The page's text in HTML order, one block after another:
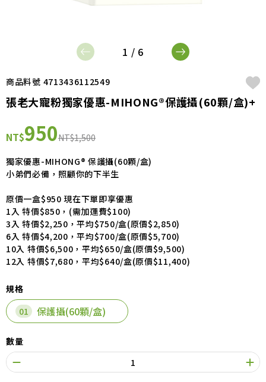
1 / 6
商品料號 4713436112549
張老大寵粉獨家優惠-MIHONG®保護攝(60顆/盒)+
NT$950NT$1,500
獨家優惠-MIHONG® 保護攝(60顆/盒)
小弟們必備，照顧你的下半生
原價一盒$950 現在下單即享優惠
1入 特價$850，(需加運費$100)
3入 特價$2,250，平均$750/盒(原價$2,850)
6入 特價$4,200，平均$700/盒(原價$5,700)
10入 特價$6,500，平均$650/盒(原價$9,500)
12入 特價$7,680，平均$640/盒(原價$11,400)
規格
保護攝(60顆/盒)
數量